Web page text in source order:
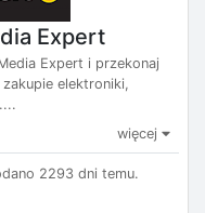
Expert
Expert i przekonaj
elektroniki,
więcej
2293 dni temu.